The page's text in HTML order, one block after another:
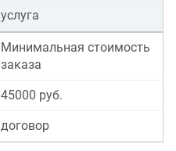
услуга
Минимальная стоимость
заказа
45000 руб.
договор